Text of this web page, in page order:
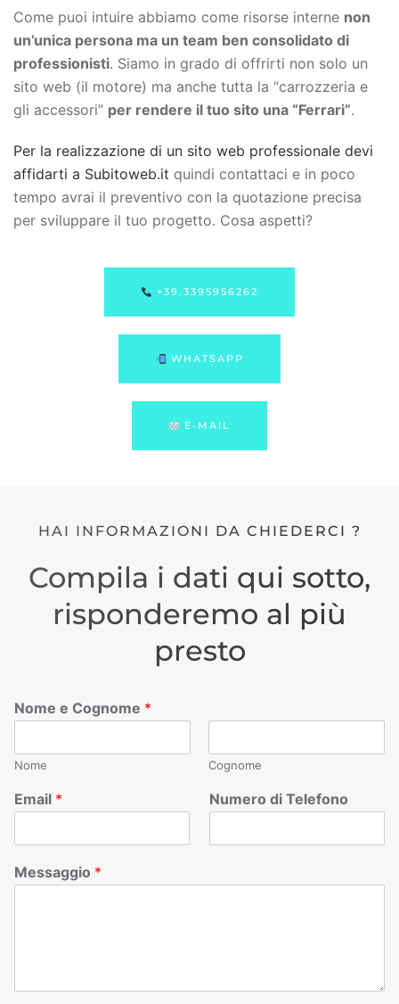
Come puoi intuire abbiamo come risorse interne non
un’unica persona ma un team ben consolidato di
professionisti. Siamo in grado di offrirti non solo un
sito web (il motore) ma anche tutta la “carrozzeria e
gli accessori” per rendere il tuo sito una “Ferrari”.
Per la realizzazione di un sito web professionale devi
affidarti a Subitoweb.it quindi contattaci e in poco
tempo avrai il preventivo con la quotazione precisa
per sviluppare il tuo progetto. Cosa aspetti?
+39.3395956262
WHATSAPP
E-MAIL
HAI INFORMAZIONI DA CHIEDERCI ?
Compila i dati qui sotto,
risponderemo al più
presto
Nome e Cognome *
Nome Cognome
Email * Numero di Telefono
Messaggio *